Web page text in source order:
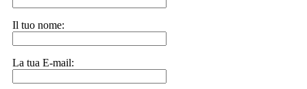
Il tuo nome:
La tua E-mail: